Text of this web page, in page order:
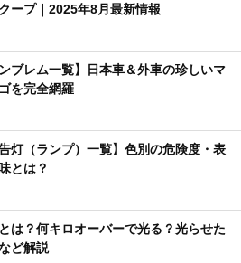
ープ｜2025年8月最新情報
ンブレム一覧】日本車＆外車の珍しいマ
を完全網羅
告灯（ランプ）一覧】色別の危険度・表
とは？
は？何キロオーバーで光る？光らせた
ど解説